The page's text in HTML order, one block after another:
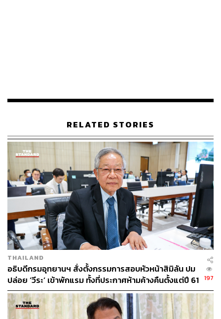
ABOUT THE AUTHOR
THE STANDARD TEAM
กองบรรณาธิการ THE STANDARD
RELATED STORIES
THAILAND
อธิบดีกรมอุทยานฯ สั่งตั้งกรรมการสอบหัวหน้าสิมิลัน ปม
ปล่อย ‘วีระ’ เข้าพักแรม ทั้งที่ประกาศห้ามค้างคืนตั้งแต่ปี 61
197